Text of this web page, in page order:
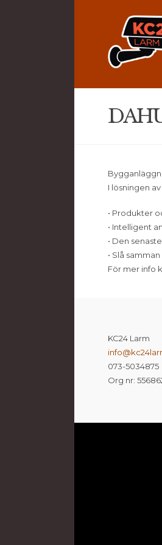
I lösningen
• Produkter
• Intelligent
• Den
• Slå
För mer info
KC24 Larm
073-5034875
Org nr: